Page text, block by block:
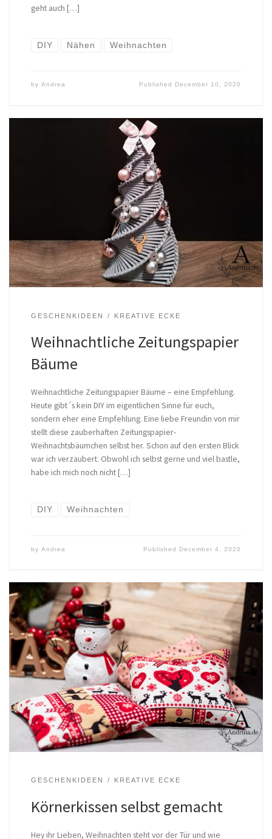
geht auch […]
DIY Nähen Weihnachten
by Andrea Published December 10, 2020
GESCHENKIDEEN KREATIVE ECKE
Weihnachtliche Zeitungspapier
Bäume
Weihnachtliche Zeitungspapier Bäume – eine Empfehlung.
Heute gibt´s kein DIY im eigentlichen Sinne für euch,
sondern eher eine Empfehlung. Eine liebe Freundin von mir
stellt diese zauberhaften Zeitungspapier-
Weihnachtsbäumchen selbst her. Schon auf den ersten Blick
war ich verzaubert. Obwohl ich selbst gerne und viel bastle,
habe ich mich noch nicht […]
DIY Weihnachten
by Andrea Published December 4, 2020
GESCHENKIDEEN KREATIVE ECKE
Körnerkissen selbst gemacht
Hey ihr Lieben, Weihnachten steht vor der Tür und wie